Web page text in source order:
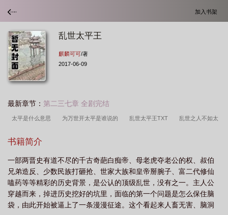
加入书架
乱世太平王
麒麟可可/著
2017-06-09
最新章节： 第二三七章 全剧完结
太平是什么意思 为万世开太平是谁说的 乱世太平王TXT 乱世之人不如太
盛世出什么
臻 乱世王者太平公主 为乱世开太平完整版 乱世太平歌 乱世将军
来 乱世枭雄里的太平山在哪里 太平轮乱世浮生在线观看 乱世升平世太平
世 太平乱世bl 乱世与太平有什么区别 乱世太平盛世 乱世太平世界之
外 乱世香港主题曲太平山下不太平 乱世黄金太平玉是什么意思 太平乱世的
书籍简介
一部两晋史有道不尽的千古奇葩白痴帝、母老虎夺老公的权、叔伯
兄弟造反、少数民族打砸抢、世家大族和皇帝掰腕子、富二代修仙
嗑药等等精彩的历史背景，是公认的顶级乱世，没有之一。主人公
穿越而来，掉进历史挖好的坑里，面临的第一个问题是怎么保住脑
袋，由此开始被逼上了一条漫漫征途。这个看起来人畜无害、脑洞